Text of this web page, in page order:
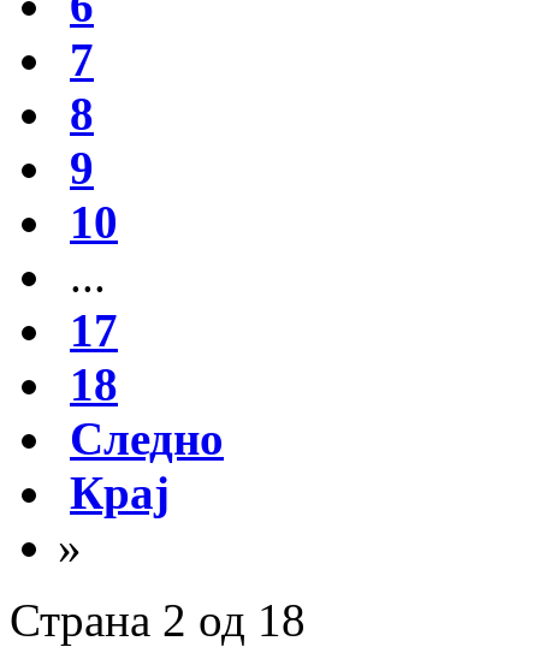
7
8
9
10
...
17
18
Следно
Крај
»
Страна 2 од 18